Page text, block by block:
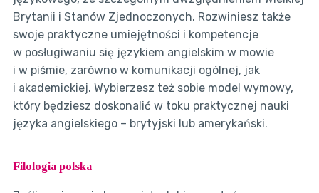
Brytanii i Stanów Zjednoczonych. Rozwiniesz także
swoje praktyczne umiejętności i kompetencje
w posługiwaniu się językiem angielskim w mowie
i w piśmie, zarówno w komunikacji ogólnej, jak
i akademickiej. Wybierzesz też sobie model wymowy,
który będziesz doskonalić w toku praktycznej nauki
języka angielskiego – brytyjski lub amerykański.
Filologia polska